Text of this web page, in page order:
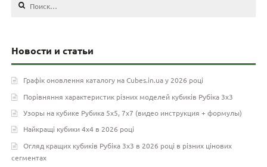
Новости и статьи
Графік оновлення каталогу на Cubes.in.ua у 2026 році
Порівняння характеристик різних моделей кубиків Рубіка 3х3
Узоры на кубике Рубика 5х5, 7х7 (видео инструкция + формулы)
Найкращі кубики 4х4 в 2026 році
Огляд кращих кубиків Рубіка 3х3 в 2026 році в різних цінових
сегментах